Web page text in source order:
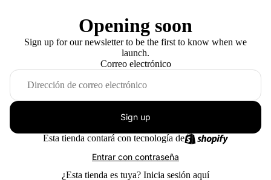
Opening soon
Sign up for our newsletter to be the first to know when we
launch.
Correo electrónico
Sign up
Esta tienda contará con tecnología de
Entrar con contraseña
¿Esta tienda es tuya? Inicia sesión aquí